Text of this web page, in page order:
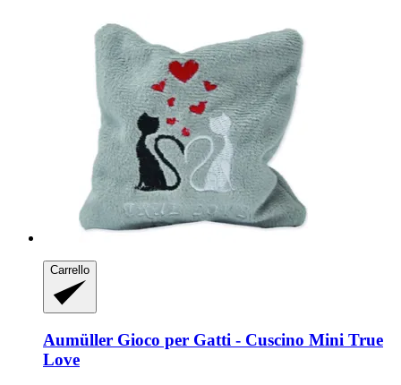
Carrello
Aumüller Gioco per Gatti -​ Cuscino Mini True
Love